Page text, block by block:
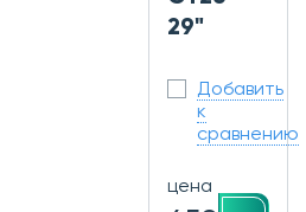
29"
Добавить
к
сравнению
цена